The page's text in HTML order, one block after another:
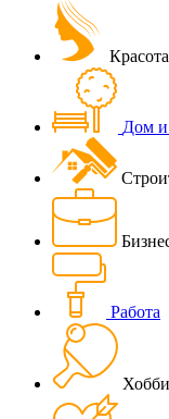
Дом и
Работа